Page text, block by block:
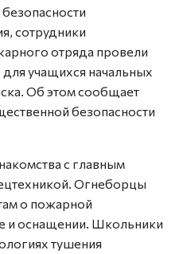
сотрудники
отряда провели
учащихся начальных
Об этом сообщает
безопасности
с главным
Огнеборцы
о пожарной
и оснащении. Школьники
тушения